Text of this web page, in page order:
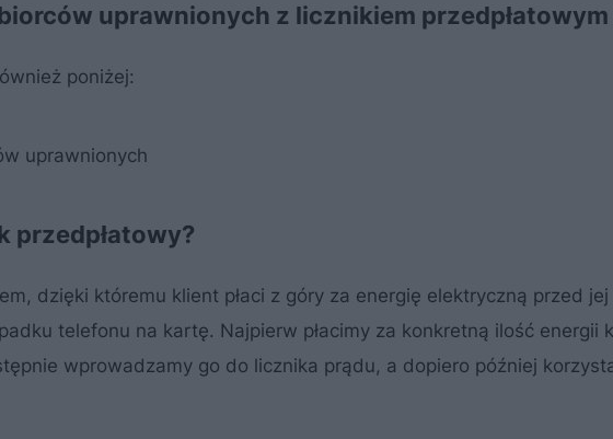
uprawnionych z licznikiem przedpłatowym
poniżej:
uprawnionych
przedpłatowy?
dzięki któremu klient płaci z góry za energię elektryczną przed jej
telefonu na kartę. Najpierw płacimy za konkretną ilość energii
wprowadzamy go do licznika prądu, a dopiero później